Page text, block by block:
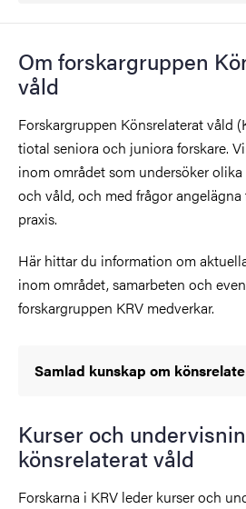
Om forskargruppen
våld
Forskargruppen Könsrelaterat våld
tiotal seniora och juniora forskare.
inom området som undersöker
och våld, och med frågor
praxis.
Här hittar du information om
inom området, samarbeten och
forskargruppen KRV medverkar.
Samlad kunskap om
Kurser och
könsrelaterat våld
Forskarna i KRV leder kurser och